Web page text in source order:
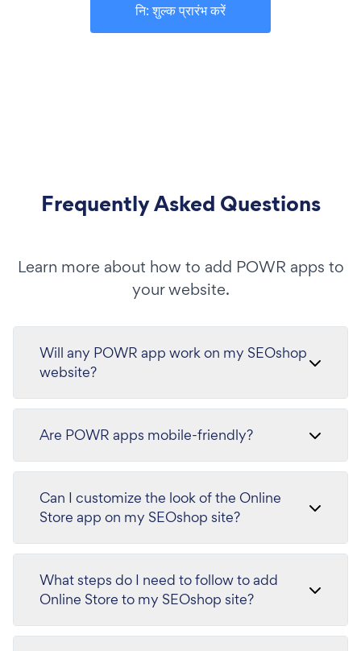
नि: शुल्क प्रारंभ करें
Frequently Asked Questions
Learn more about how to add POWR apps to
your website.
Will any POWR app work on my SEOshop
website?
Are POWR apps mobile-friendly?
Can I customize the look of the Online
Store app on my SEOshop site?
What steps do I need to follow to add
Online Store to my SEOshop site?